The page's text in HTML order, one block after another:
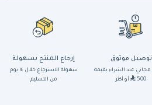
توصيل موثوق
عند الشراء بقيمة
500
أو أكثر
إرجاع المنتج بسهولة
سهولة الاسترجاع خلال ١٤ يوم
من التسليم